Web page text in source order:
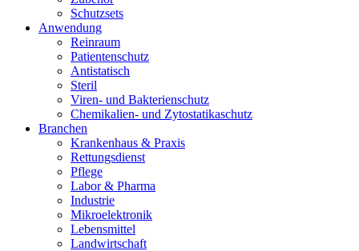
Schutzsets
Anwendung
Reinraum
Patientenschutz
Antistatisch
Steril
Viren- und Bakterienschutz
Chemikalien- und Zytostatikaschutz
Branchen
Krankenhaus & Praxis
Rettungsdienst
Pflege
Labor & Pharma
Industrie
Mikroelektronik
Lebensmittel
Landwirtschaft